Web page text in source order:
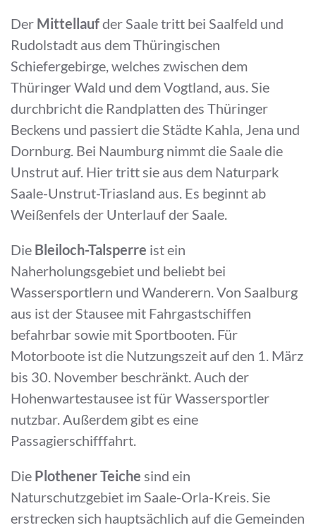
Der Mittellaufder Saale tritt bei Saalfeld und
Rudolstadt aus dem Thüringischen
Schiefergebirge, welches zwischen dem
Thüringer Wald und dem Vogtland, aus. Sie
durchbricht die Randplatten des Thüringer
Beckens und passiert die Städte Kahla, Jena und
Dornburg. Bei Naumburg nimmt die Saale die
Unstrut auf. Hier tritt sie aus dem Naturpark
Saale-Unstrut-Triasland aus. Es beginnt ab
Weißenfels der Unterlauf der Saale.
Die Bleiloch-Talsperre ist ein
Naherholungsgebiet und beliebt bei
Wassersportlern und Wanderern. Von Saalburg
aus ist der Stausee mit Fahrgastschiffen
befahrbar sowie mit Sportbooten. Für
Motorboote ist die Nutzungszeit auf den 1. März
bis 30. November beschränkt. Auch der
Hohenwartestausee ist für Wassersportler
nutzbar. Außerdem gibt es eine
Passagierschifffahrt.
Die Plothener Teiche sind ein
Naturschutzgebiet im Saale-Orla-Kreis. Sie
erstrecken sich hauptsächlich auf die Gemeinden